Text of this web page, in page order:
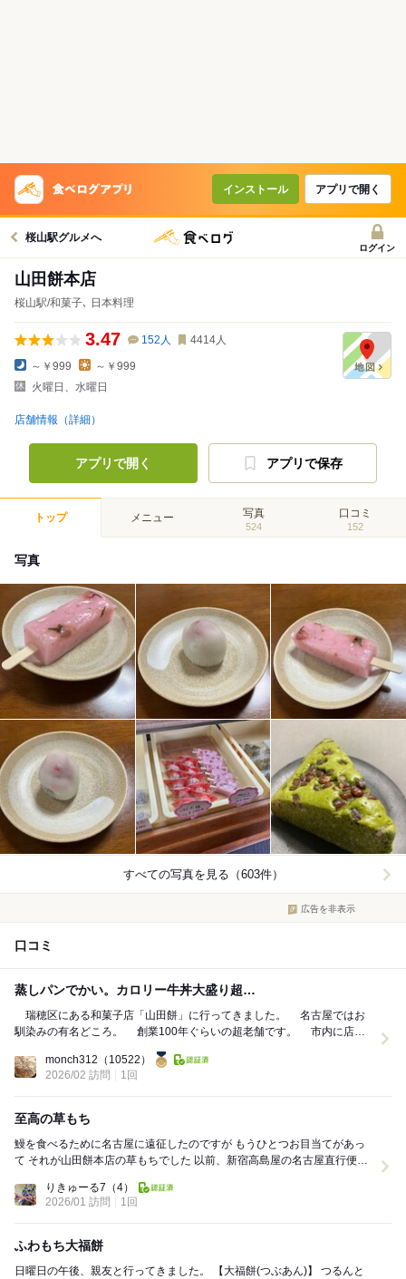
インストール アプリで開く
桜山駅グルメへ
ログイン
山田餅本店
桜山駅/和菓子､ 日本料理
3.47 152 人 4414人
～￥999
～￥999
火曜日、水曜日
店舗情報（詳細）
アプリで開く アプリで保存
トップ メニュー 写真
524
口コミ
152
写真
すべての写真を見る（603件）
広告を非表示
口コミ
蒸しパンでかい。カロリー牛丼大盛り超…
瑞穂区にある和菓子店「山田餅」に行ってきました。 名古屋ではお
馴染みの有名どころ。 創業100年ぐらいの超老舗です。 市内に店舗
monch312 （10522）
2026/02 訪問
1回
至高の草もち
鰻を食べるために名古屋に遠征したのですが もうひとつお目当てがあっ
て それが山田餅本店の草もちでした 以前、新宿高島屋の名古屋直行便と
りきゅーる7 （4）
2026/01 訪問
1回
ふわもち大福餅
日曜日の午後、親友と行ってきました。 【大福餅(つぶあん)】 つるんと